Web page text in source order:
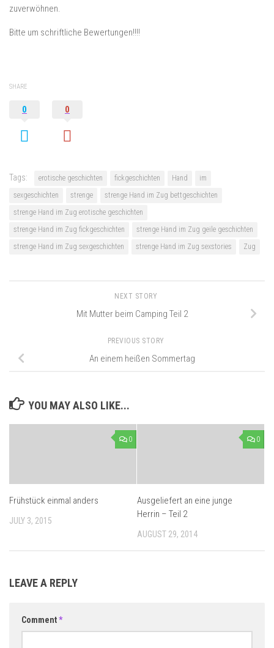
zuverwöhnen.
Bitte um schriftliche Bewertungen!!!!
SHARE
0 0
Tags: erotische geschichten fickgeschichten Hand
im
sexgeschichten
strenge
strenge Hand im Zug bettgeschichten
strenge Hand im Zug erotische geschichten
strenge Hand im Zug fickgeschichten
strenge Hand im Zug geile geschichten
strenge Hand im Zug sexgeschichten
strenge Hand im Zug sexstories Zug
NEXT STORY
Mit Mutter beim Camping Teil 2
PREVIOUS STORY
An einem heißen Sommertag
YOU MAY ALSO LIKE...
0
Frühstück einmal anders
JULY 3, 2015
0
Ausgeliefert an eine junge
Herrin – Teil 2
AUGUST 29, 2014
LEAVE A REPLY
Comment*